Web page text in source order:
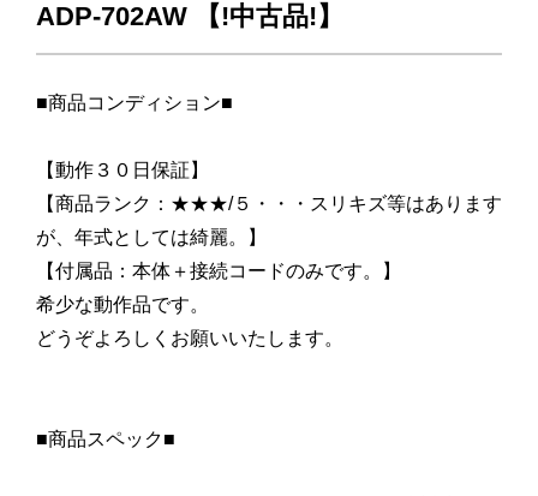
ADP-702AW 【!中古品!】
■商品コンディション■
【動作３０日保証】
【商品ランク：★★★/５・・・スリキズ等はあります
が、年式としては綺麗。】
【付属品：本体＋接続コードのみです。】
希少な動作品です。
どうぞよろしくお願いいたします。
■商品スペック■